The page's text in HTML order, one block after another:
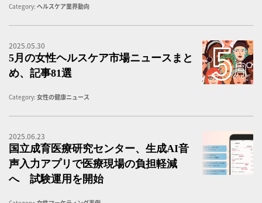
Category: ヘルスケア業界動向
2025.05.30
5月の女性ヘルスケア市場ニュースまと
め、記事81選
Category: 女性の健康ニュース
2025.06.23
国立成育医療研究センター、生成AI音
声入力アプリで医療現場の負担軽減
へ 試験運用を開始